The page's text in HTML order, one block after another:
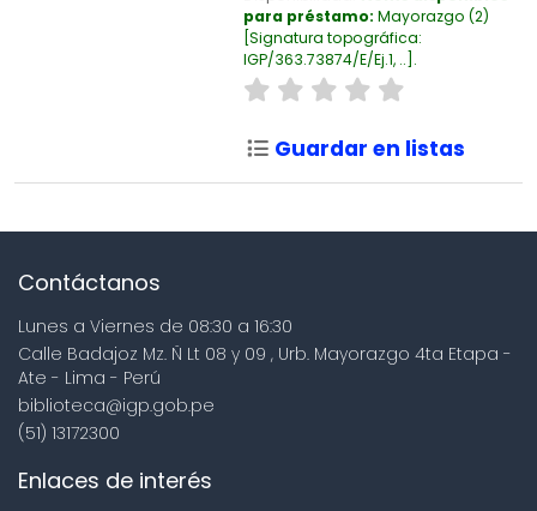
para préstamo: Mayorazgo (2)
Signatura topográfica:
IGP/363.73874/E/Ej.1, .. .
Guardar en listas
Contáctanos
Lunes a Viernes de 08:30 a 16:30
Calle Badajoz Mz. Ñ Lt 08 y 09 , Urb. Mayorazgo 4ta Etapa -
Ate - Lima - Perú
biblioteca@igp.gob.pe
(51) 13172300
Enlaces de interés